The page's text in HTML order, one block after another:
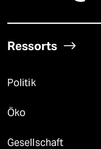
Ressorts
Politik
Öko
Gesellschaft